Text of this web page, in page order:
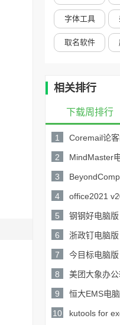
字体工具
取名软件
相关排行
下载周排行
1
Coremail论
脑版
2
MindMaster
3
4
office2021
5
钢钢好电脑
6
浙政钉电脑
7
今目标电脑
8
美团大象办
9
恒大EMS电
10
kutools for